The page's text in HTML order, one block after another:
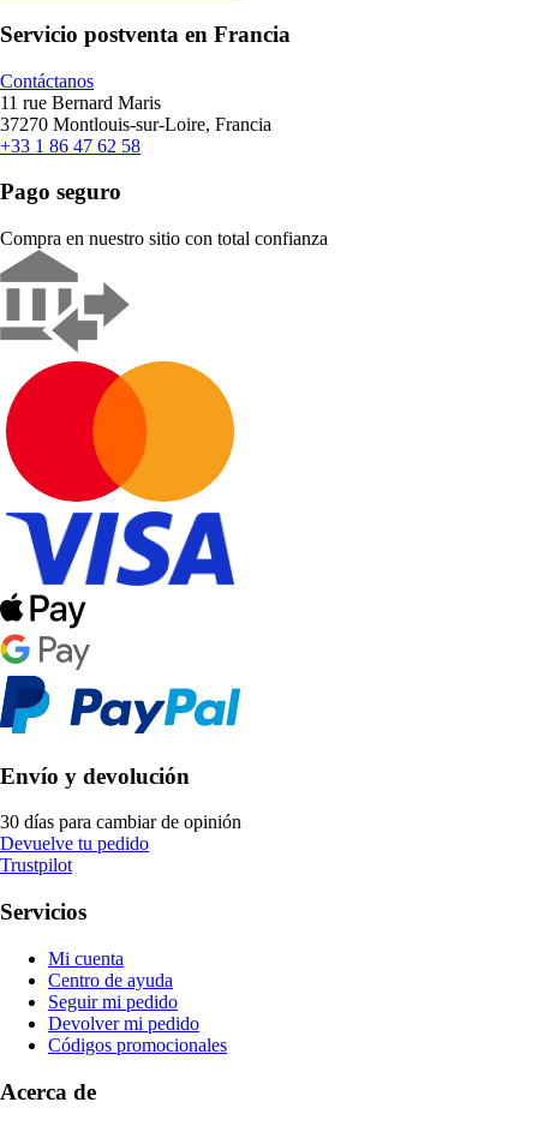
Servicio postventa en Francia
Contáctanos
11 rue Bernard Maris
37270 Montlouis-sur-Loire, Francia
+33 1 86 47 62 58
Pago seguro
Compra en nuestro sitio con total confianza
Envío y devolución
30 días para cambiar de opinión
Devuelve tu pedido
Trustpilot
Servicios
Mi cuenta
Centro de ayuda
Seguir mi pedido
Devolver mi pedido
Códigos promocionales
Acerca de